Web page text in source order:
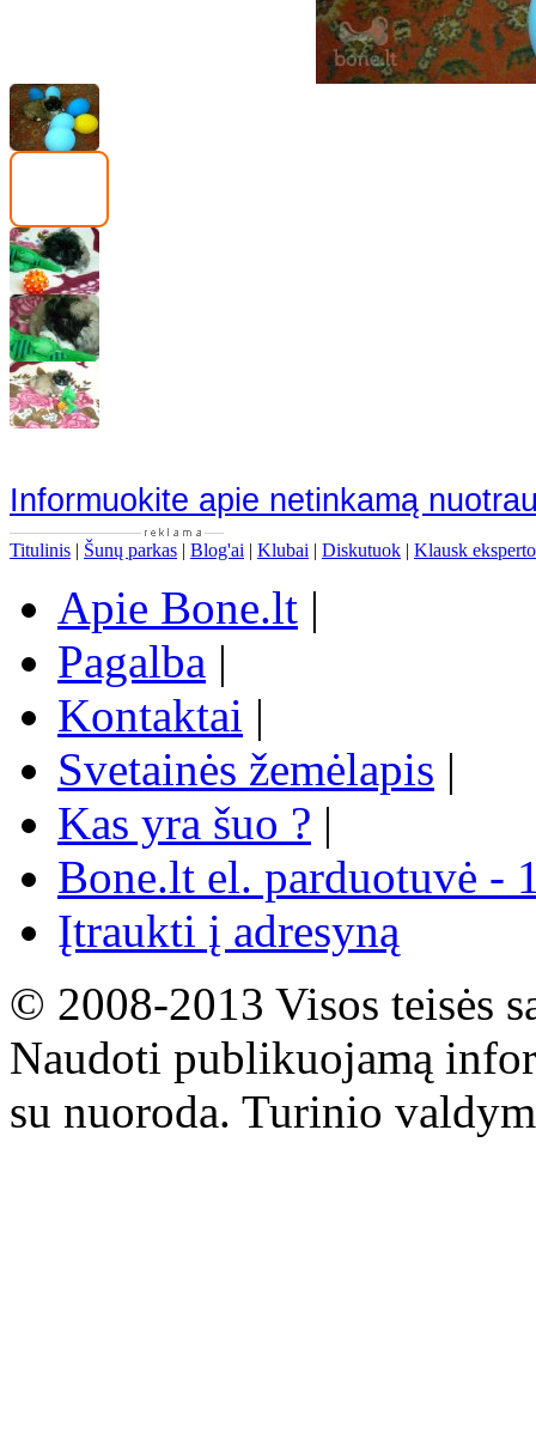
Informuokite apie netinkamą
Titulinis | Šunų parkas | Blog'ai | Klubai | Diskutuok | Klausk eksperto
Apie Bone.lt |
Pagalba |
Kontaktai |
Svetainės žemėlapis |
Kas yra šuo ? |
Bone.lt el. parduotuvė -
Įtraukti į adresyną
© 2008-2013 Visos teisės
Naudoti publikuojamą
su nuoroda. Turinio